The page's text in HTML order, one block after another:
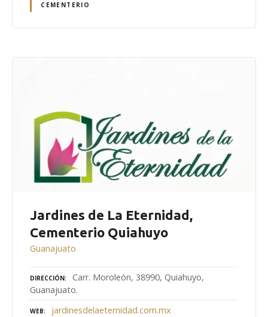
CEMENTERIO
Jardines de La Eternidad,
Cementerio Quiahuyo
Guanajuato
DIRECCIÓN
Carr. Moroleón, 38990, Quiahuyo,
Guanajuato.
WEB jardinesdelaeternidad.com.mx